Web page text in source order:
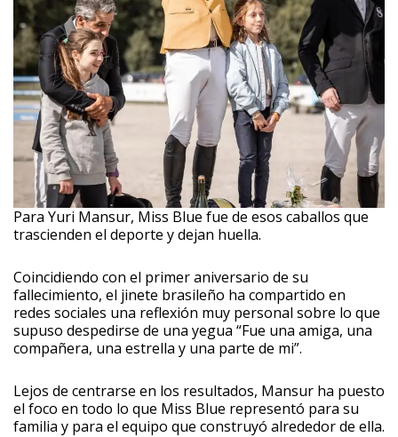
Para Yuri Mansur, Miss Blue fue de esos caballos que
trascienden el deporte y dejan huella.
Coincidiendo con el primer aniversario de su
fallecimiento, el jinete brasileño ha compartido en
redes sociales una reflexión muy personal sobre lo que
supuso despedirse de una yegua “Fue una amiga, una
compañera, una estrella y una parte de mi”.
Lejos de centrarse en los resultados, Mansur ha puesto
el foco en todo lo que Miss Blue representó para su
familia y para el equipo que construyó alrededor de ella.